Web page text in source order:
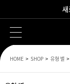
HOME SHOP 유형 별